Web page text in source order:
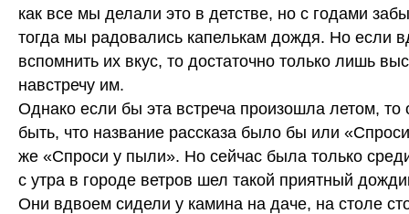
как все мы делали это в детстве, но с годами
тогда мы радовались капелькам дождя. Но если
вспомнить их вкус, то достаточно только лишь
навстречу им.
Однако если бы эта встреча произошла летом, то
быть, что название рассказа было бы или
же «Спроси у пыли». Но сейчас была только
с утра в городе ветров шел такой приятный
Они вдвоем сидели у камина на даче, на столе